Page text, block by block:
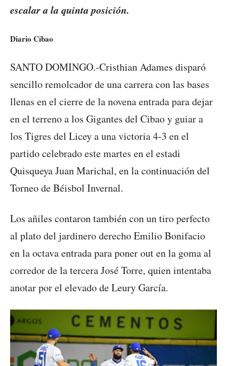
escalar a la quinta posición.
Diario Cibao
SANTO DOMINGO.-Cristhian Adames disparó
sencillo remolcador de una carrera con las bases
llenas en el cierre de la novena entrada para dejar
en el terreno a los Gigantes del Cibao y guiar a
los Tigres del Licey a una victoria 4-3 en el
partido celebrado este martes en el estadi
Quisqueya Juan Marichal, en la continuación del
Torneo de Béisbol Invernal.
Los añiles contaron también con un tiro perfecto
al plato del jardinero derecho Emilio Bonifacio
en la octava entrada para poner out en la goma al
corredor de la tercera José Torre, quien intentaba
anotar por el elevado de Leury García.